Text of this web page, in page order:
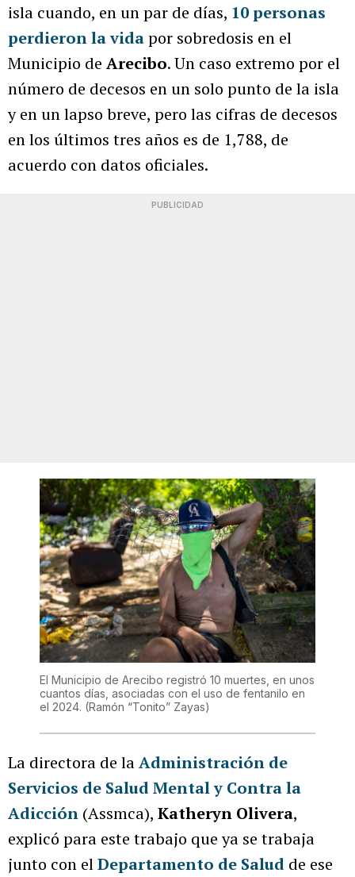
isla cuando, en un par de días, 10 personas
perdieron la vidapor sobredosis en el
Municipio de Arecibo. Un caso extremo por el
número de decesos en un solo punto de la isla
y en un lapso breve, pero las cifras de decesos
en los últimos tres años es de 1,788, de
acuerdo con datos oficiales.
PUBLICIDAD
El Municipio de Arecibo registró 10 muertes, en unos
cuantos días, asociadas con el uso de fentanilo en
el 2024. (Ramón “Tonito” Zayas)
La directora de laAdministración de
Servicios de Salud Mental y Contra la
Adicción (Assmca), Katheryn Olivera,
explicó para este trabajo que ya se trabaja
junto con elDepartamento de Salud de ese